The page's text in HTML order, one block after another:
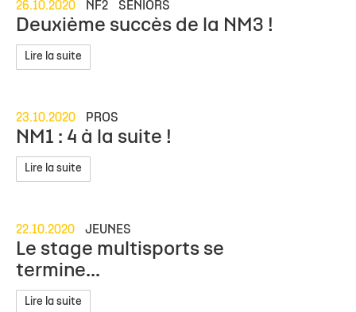
26.10.2020 NF2 SENIORS
Deuxième succès de la NM3 !
Lire la suite
23.10.2020 PROS
NM1 : 4 à la suite !
Lire la suite
22.10.2020 JEUNES
Le stage multisports se
termine...
Lire la suite